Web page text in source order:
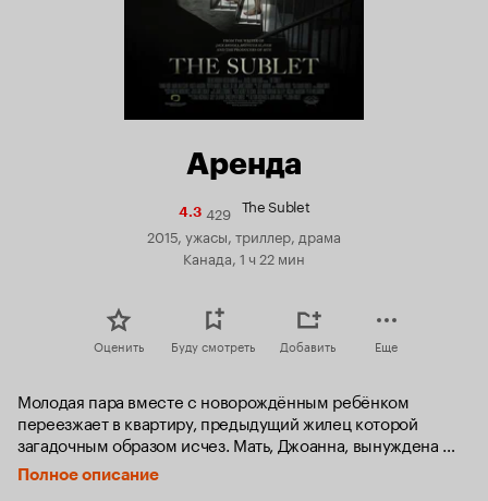
Аренда
4.3Рейтинг
4.3
429 The Sublet
2015, ужасы, триллер, драма
Канада, 1 ч 22 мин
Оценить Буду смотреть Добавить Еще
Молодая пара вместе с новорождённым ребёнком
переезжает в квартиру, предыдущий жилец которой
загадочным образом исчез. Мать, Джоанна, вынуждена
целыми днями сидеть дома в одиночестве, поскольку муж
всецело занят карьерой, и бороться с послеродовой
Полное описание